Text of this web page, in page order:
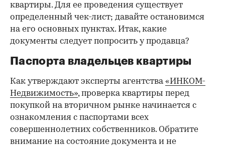
квартиры. Для ее проведения существует
определенный чек-лист; давайте остановимся
на его основных пунктах. Итак, какие
документы следует попросить у продавца?
Паспорта владельцев квартиры
Как утверждают эксперты агентства«ИНКОМ-
Недвижимость», проверка квартиры перед
покупкой на вторичном рынке начинается с
ознакомления с паспортами всех
совершеннолетних собственников. Обратите
внимание на состояние документа и не